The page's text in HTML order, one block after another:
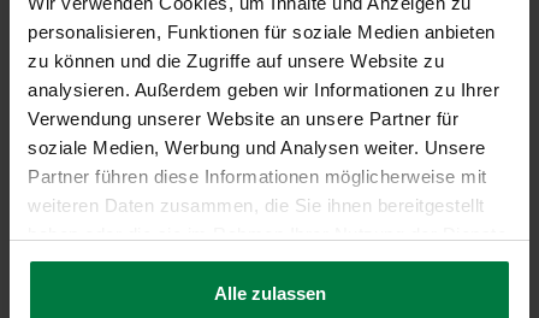
personalisieren, Funktionen für soziale Medien anbieten
zu können und die Zugriffe auf unsere Website zu
analysieren. Außerdem geben wir Informationen zu Ihrer
Verwendung unserer Website an unsere Partner für
soziale Medien, Werbung und Analysen weiter. Unsere
Partner führen diese Informationen möglicherweise mit
weiteren Daten zusammen, die Sie ihnen bereitgestellt
gesammelt haben.
Alle zulassen
werden.